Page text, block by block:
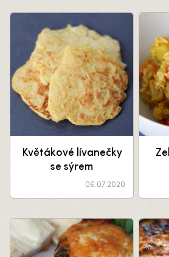
Květákové lívanečky
se sýrem
06.07.2020